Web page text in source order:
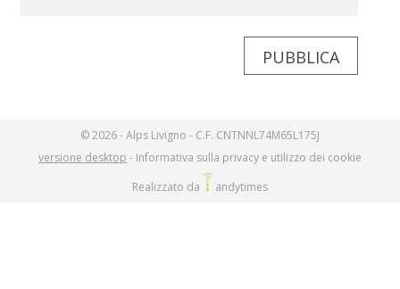
PUBBLICA
© 2026 - Alps Livigno - C.F. CNTNNL74M65L175J
versione desktop - Informativa sulla privacy e utilizzo dei cookie
Realizzato da
andytimes